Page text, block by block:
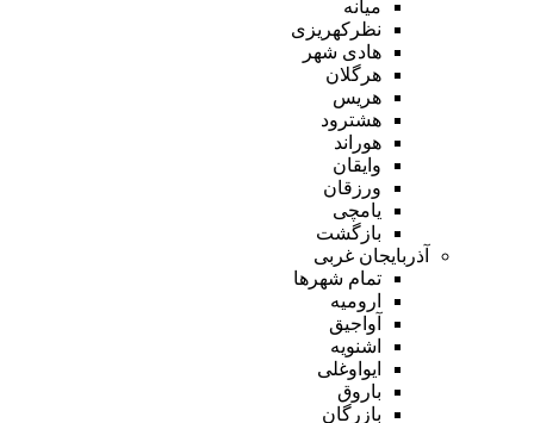
میانه
نظرکهریزی
هادی شهر
هرگلان
هریس
هشترود
هوراند
وایقان
ورزقان
یامچی
بازگشت
آذربایجان غربی
تمام شهر‌ها
ارومیه
آواجیق
اشنویه
ایواوغلی
باروق
بازرگان